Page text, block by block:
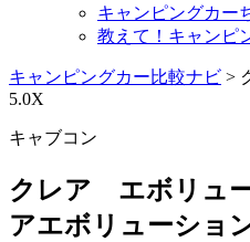
キャンピングカー
教えて！キャンピ
キャンピングカー比較ナビ >
5.0X
キャブコン
クレア エボリュ
アエボリューショ